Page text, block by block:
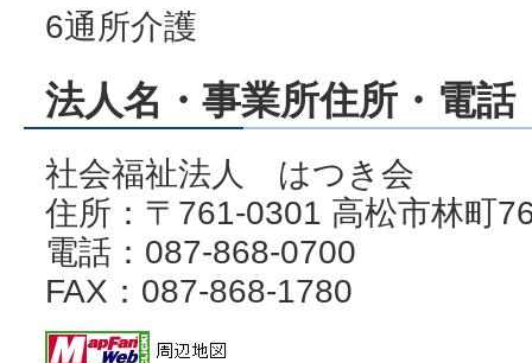
6通所介護
法人名・事業所住所・電話
社会福祉法人 はつき会
住所：〒761-0301 高松市林町
電話：087-868-0700
FAX：087-868-1780